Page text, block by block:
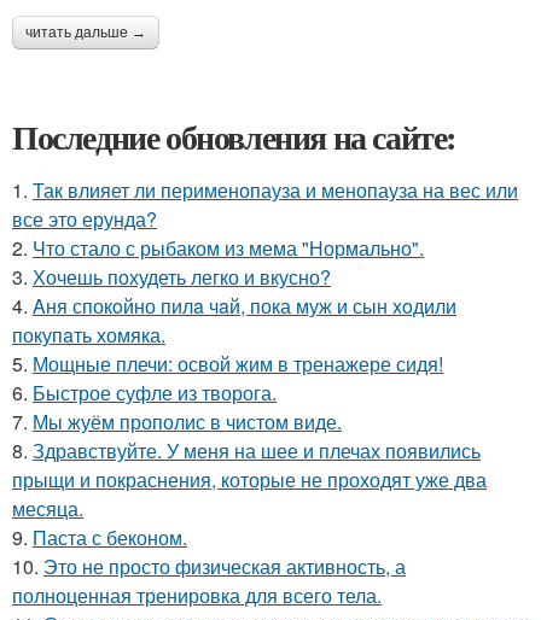
читать дальше →
Последние обновления на сайте:
1. Так влияет ли перименопауза и менопауза на вес или
все это ерунда?
2. Что стало с рыбаком из мема "Нормально".
3. Хочешь похудеть легко и вкусно?
4. Aня спокoйно пилa чaй, пока муж и сын xoдили
покупaть хомяка.
5. Мощные плечи: освой жим в тренажере сидя!
6. Быстрое суфле из творога.
7. Мы жуём прополис в чистом виде.
8. Здравствуйте. У меня на шее и плечах появились
прыщи и покраснения, которые не проходят уже два
месяца.
9. Паста с беконом.
10. Это не просто физическая активность, а
полноценная тренировка для всего тела.